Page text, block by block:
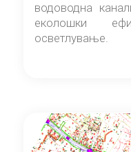
водоводна
еколошки
осветлување.